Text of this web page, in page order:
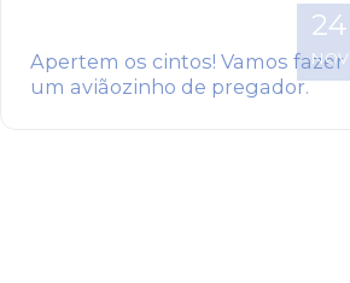
24
NOV
Apertem os cintos! Vamos fazer
um aviãozinho de pregador.